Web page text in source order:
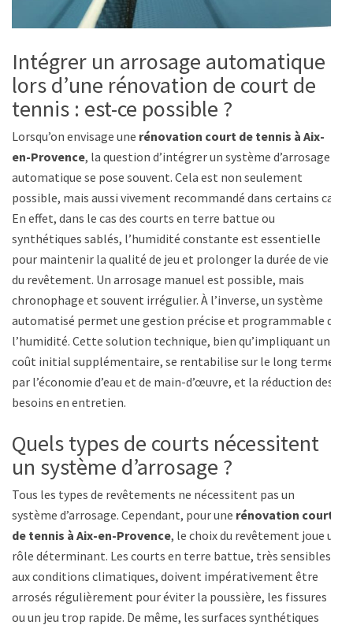
Intégrer un arrosage automatique
lors d’une rénovation de court de
tennis : est-ce possible ?
Lorsqu’on envisage une rénovation court de tennis à Aix-
en-Provence, la question d’intégrer un système d’arrosage
automatique se pose souvent. Cela est non seulement
possible, mais aussi vivement recommandé dans certains cas.
En effet, dans le cas des courts en terre battue ou
synthétiques sablés, l’humidité constante est essentielle
pour maintenir la qualité de jeu et prolonger la durée de vie
du revêtement. Un arrosage manuel est possible, mais
chronophage et souvent irrégulier. À l’inverse, un système
automatisé permet une gestion précise et programmable de
l’humidité. Cette solution technique, bien qu’impliquant un
coût initial supplémentaire, se rentabilise sur le long terme
par l’économie d’eau et de main-d’œuvre, et la réduction des
besoins en entretien.
Quels types de courts nécessitent
un système d’arrosage ?
Tous les types de revêtements ne nécessitent pas un
système d’arrosage. Cependant, pour une rénovation court
de tennis à Aix-en-Provence, le choix du revêtement joue un
rôle déterminant. Les courts en terre battue, très sensibles
aux conditions climatiques, doivent impérativement être
arrosés régulièrement pour éviter la poussière, les fissures
ou un jeu trop rapide. De même, les surfaces synthétiques